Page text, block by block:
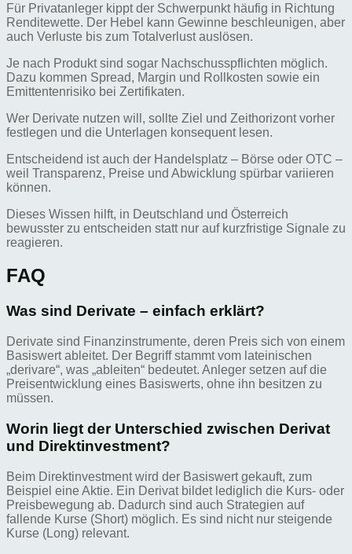
Für Privatanleger kippt der Schwerpunkt häufig in Richtung
Renditewette. Der Hebel kann Gewinne beschleunigen, aber
auch Verluste bis zum Totalverlust auslösen.
Je nach Produkt sind sogar Nachschusspflichten möglich.
Dazu kommen Spread, Margin und Rollkosten sowie ein
Emittentenrisiko bei Zertifikaten.
Wer Derivate nutzen will, sollte Ziel und Zeithorizont vorher
festlegen und die Unterlagen konsequent lesen.
Entscheidend ist auch der Handelsplatz – Börse oder OTC –
weil Transparenz, Preise und Abwicklung spürbar variieren
können.
Dieses Wissen hilft, in Deutschland und Österreich
bewusster zu entscheiden statt nur auf kurzfristige Signale zu
reagieren.
FAQ
Was sind Derivate – einfach erklärt?
Derivate sind Finanzinstrumente, deren Preis sich von einem
Basiswert ableitet. Der Begriff stammt vom lateinischen
„derivare“, was „ableiten“ bedeutet. Anleger setzen auf die
Preisentwicklung eines Basiswerts, ohne ihn besitzen zu
müssen.
Worin liegt der Unterschied zwischen Derivat
und Direktinvestment?
Beim Direktinvestment wird der Basiswert gekauft, zum
Beispiel eine Aktie. Ein Derivat bildet lediglich die Kurs- oder
Preisbewegung ab. Dadurch sind auch Strategien auf
fallende Kurse (Short) möglich. Es sind nicht nur steigende
Kurse (Long) relevant.